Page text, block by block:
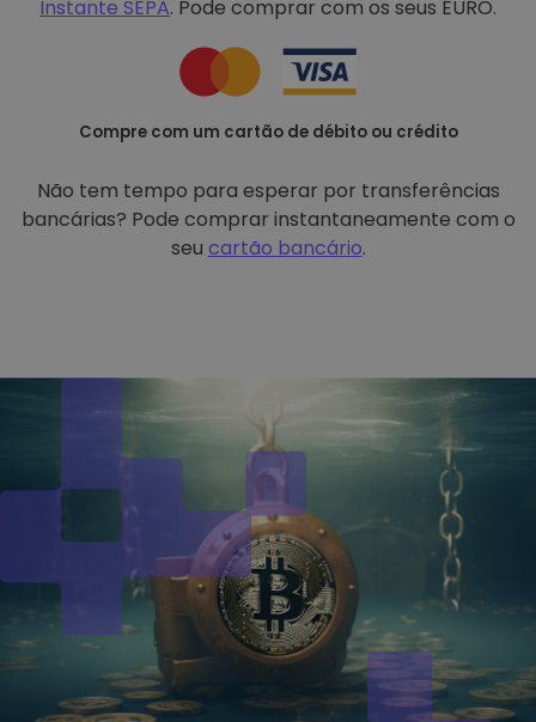
Instante SEPA. Pode comprar com os seus EURO.
Compre com um cartão de débito ou crédito
Não tem tempo para esperar por transferências
bancárias? Pode comprar instantaneamente com o
seu cartão bancário.